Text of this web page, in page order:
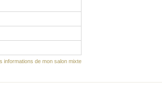
informations de mon salon mixte